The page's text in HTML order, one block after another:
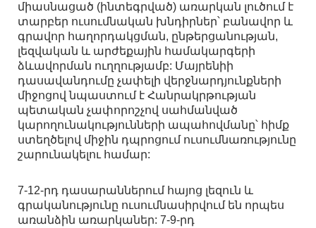
միասնացած (ինտեգրված) առարկան լուծում է
տարբեր ուսումնական խնդիրներ՝ բանավոր և
գրավոր հաղորդակցման, ընթերցանության,
լեզվական և արժեքային համակարգերի
ձևավորման ուղղությամբ: Մայրենիի
դասավանդումը չափելի վերջնարդյունքների
միջոցով նպաստում է Հանրակրթության
պետական չափորոշչով սահմանված
կարողունակությունների ապահովմանը՝ հիմք
ստեղծելով միջին դպրոցում ուսումնառությունը
շարունակելու համար:
7-12-րդ դասարաններում հայոց լեզուն և
գրականությունը ուսումնասիրվում են որպես
առանձին առարկաներ: 7-9-րդ